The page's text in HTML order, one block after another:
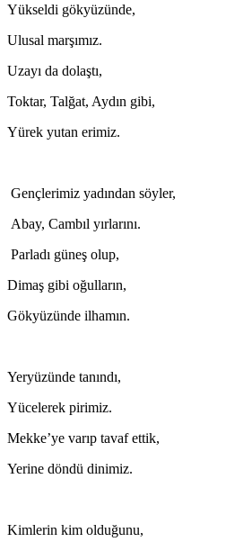
Yükseldi
Ulusal
Uzayı da
Toktar, Talğat, Aydın gibi,
Yürek yutan erimiz.
Gençlerimiz
Abay, Cambıl
Parladı
Dimaş gibi oğulların,
Gökyüzünde ilhamın.
Yeryüzünde tanındı,
Yücelerek pirimiz.
Mekke’ye varıp tavaf ettik,
Yerine döndü dinimiz.
Kimlerin kim olduğunu,